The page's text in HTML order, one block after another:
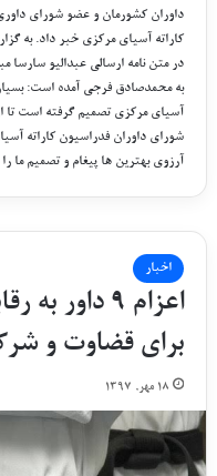
داوران کشورمان و عضو شورای
کاراته آسیای مرکزی خبر داد. به
در متن نامه ارسالی عبدالیو
به محمدصادق فرجی آمده است: بسیار
آسیای مرکزی تصمیم گرفته است تا
شورای داوران فدراسیون کاراته
آرزوی بهترین ها پیغام و تصمیم ما
اخبار
اعزام ۹ داور
برای قضاوت و
۱۸ مهر, ۱۳۹۷